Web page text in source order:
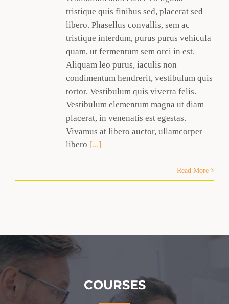
tristique quis finibus sed, placerat sed
libero. Phasellus convallis, sem ac
tristique interdum, purus purus vehicula
quam, ut fermentum sem orci in est.
Aliquam leo purus, iaculis non
condimentum hendrerit, vestibulum quis
tortor. Vestibulum quis viverra felis.
Vestibulum elementum magna ut diam
placerat, in venenatis est egestas.
Vivamus at libero auctor, ullamcorper
libero [...]
Read More
COURSES